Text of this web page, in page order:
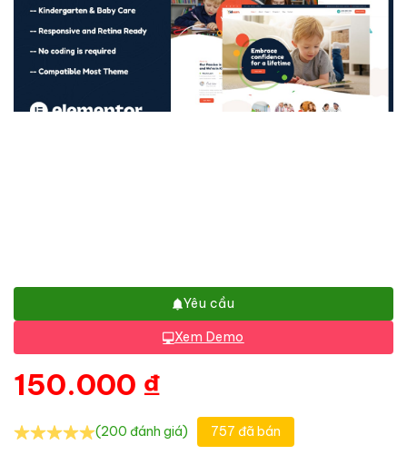
Yêu cầu
Xem Demo
150.000 ₫
(200 đánh giá) 757 đã bán